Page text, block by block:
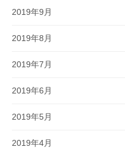
2019年9月
2019年8月
2019年7月
2019年6月
2019年5月
2019年4月